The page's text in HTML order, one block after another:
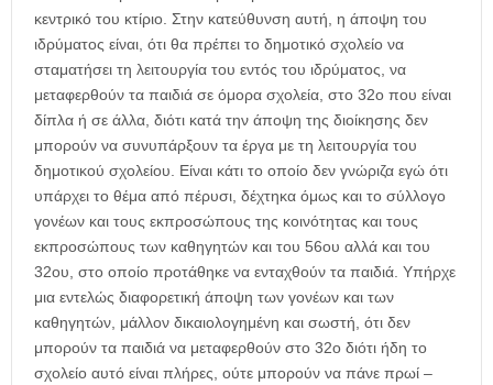
κεντρικό του κτίριο. Στην κατεύθυνση αυτή, η άποψη του
ιδρύματος είναι, ότι θα πρέπει το δημοτικό σχολείο να
σταματήσει τη λειτουργία του εντός του ιδρύματος, να
μεταφερθούν τα παιδιά σε όμορα σχολεία, στο 32ο που είναι
δίπλα ή σε άλλα, διότι κατά την άποψη της διοίκησης δεν
μπορούν να συνυπάρξουν τα έργα με τη λειτουργία του
δημοτικού σχολείου. Είναι κάτι το οποίο δεν γνώριζα εγώ ότι
υπάρχει το θέμα από πέρυσι, δέχτηκα όμως και το σύλλογο
γονέων και τους εκπροσώπους της κοινότητας και τους
εκπροσώπους των καθηγητών και του 56ου αλλά και του
32ου, στο οποίο προτάθηκε να ενταχθούν τα παιδιά. Υπήρχε
μια εντελώς διαφορετική άποψη των γονέων και των
καθηγητών, μάλλον δικαιολογημένη και σωστή, ότι δεν
μπορούν τα παιδιά να μεταφερθούν στο 32ο διότι ήδη το
σχολείο αυτό είναι πλήρες, ούτε μπορούν να πάνε πρωί –